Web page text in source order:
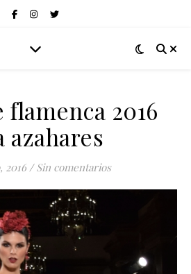
2016
azahares
2016 / Sin comentarios